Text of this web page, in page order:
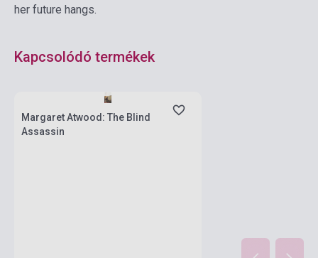
her future hangs.
Kapcsolódó termékek
Margaret Atwood: The Blind
Assassin